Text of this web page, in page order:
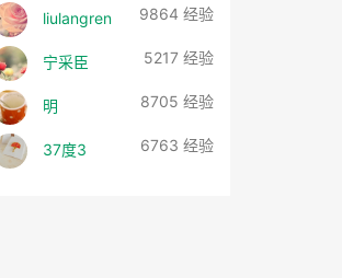
liulangren 9864 经验
宁采臣 5217 经验
明 8705 经验
37度3 6763 经验